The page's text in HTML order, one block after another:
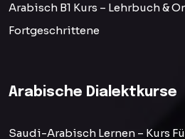
Arabisch B1 Kurs – Lehrbuch &
Fortgeschrittene
Arabische Dialektkurse
Saudi-Arabisch Lernen – Kurs